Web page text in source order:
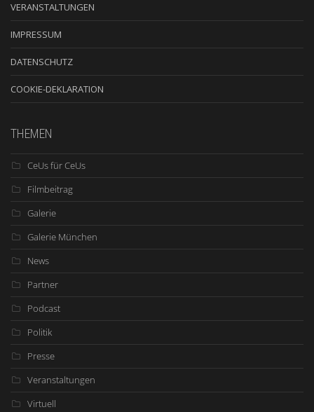
VERANSTALTUNGEN
IMPRESSUM
DATENSCHUTZ
COOKIE-DEKLARATION
THEMEN
CeUs für CeUs
Filmbeitrag
Galerie
Galerie München
News
Partner
Podcast
Politik
Presse
Veranstaltungen
Virtuell